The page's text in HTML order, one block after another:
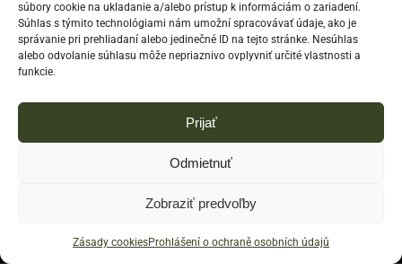
súbory cookie na ukladanie a/alebo prístup k informáciám o zariadení.
Súhlas s týmito technológiami nám umožní spracovávať údaje, ako je
správanie pri prehliadaní alebo jedinečné ID na tejto stránke. Nesúhlas
alebo odvolanie súhlasu môže nepriaznivo ovplyvniť určité vlastnosti a
funkcie.
Prijať
Odmietnuť
Zobraziť predvoľby
Zásady cookiesProhlášení o ochraně osobních údajů
cookie a povolte tento obsah
prívesov. E-shop so všetkým, čo potrebujete na kempovanie